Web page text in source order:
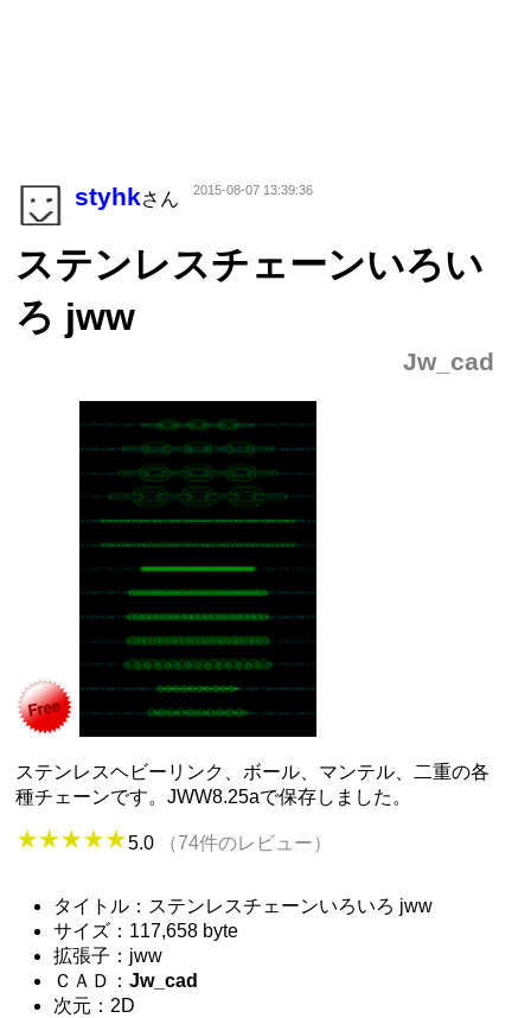
styhkさん 2015-08-07 13:39:36
ステンレスチェーンいろい
ろ jww
Jw_cad
ステンレスヘビーリンク、ボール、マンテル、二重の各
種チェーンです。JWW8.25aで保存しました。
5.0 （74件のレビュー）
タイトル：ステンレスチェーンいろいろ jww
サイズ：117,658 byte
拡張子：jww
ＣＡＤ：Jw_cad
次元：2D